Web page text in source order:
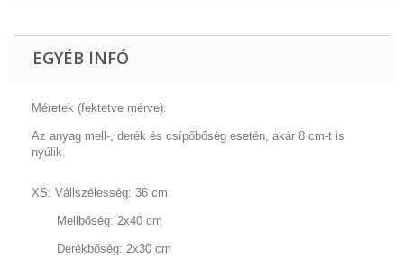
EGYÉB INFÓ
Méretek (fektetve mérve):
Az anyag mell-, derék és csípőbőség esetén, akár 8 cm-t is
nyúlik.
XS: Vállszélesség: 36 cm
Mellbőség: 2x40 cm
Derékbőség: 2x30 cm